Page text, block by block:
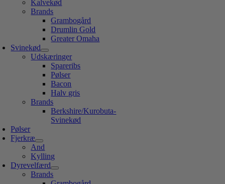
Kalvekød
Brands
Grambogård
Drumlin Gold
Greater Omaha
Svinekød
Udskæringer
Spareribs
Pølser
Bacon
Halv gris
Brands
Berkshire/Kurobuta-
Svinekød
Pølser
Fjerkræ
And
Kylling
Dyrevelfærd
Brands